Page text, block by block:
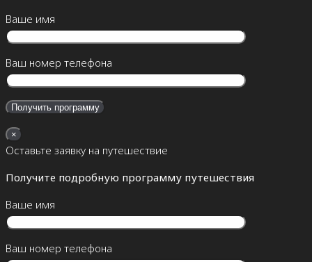
Ваше имя
Ваш номер телефона
×
Оставьте заявку на путешествие
Получите подробную программу путешествия
Ваше имя
Ваш номер телефона